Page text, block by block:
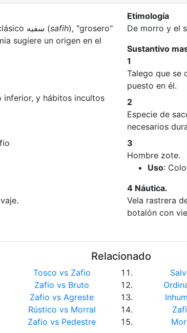
Incierta. Coromines lo deriva del árabe clásico سفيه (safih), "grosero"
sugiere un origen en el
inferior, y hábitos incultos
Etimología
De morro y el
Sustantivo
1
Talego que se
puesto en él.
2
Especie de
necesarios
3
Hombre zote.
Uso:
4 Náutica.
Vela rastrera
botalón con
Relacionado
Tosco vs Zafio
Zafio vs Bruto
Zafio vs Agreste
Rústico vs Morral
Zafio vs Pedestre